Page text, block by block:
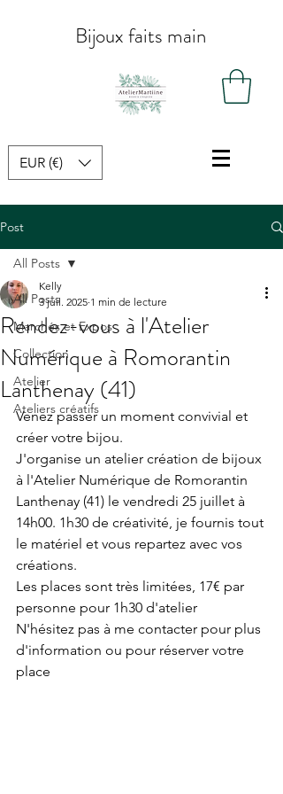
Bijoux faits main
EUR (€)
Post
All Posts
Marchés et Expos
Collection
Atelier
Ateliers créatifs
All Posts
Rendez-vous à l'Atelier
Numérique à Romorantin
Lanthenay (41)
Kelly
3 juil. 2025 1 min de lecture
Venez passer un moment convivial et
créer votre bijou.
J'organise un atelier création de bijoux
à l'Atelier Numérique de Romorantin
Lanthenay (41) le vendredi 25 juillet à
14h00. 1h30 de créativité, je fournis tout
le matériel et vous repartez avec vos
créations.
Les places sont très limitées, 17€ par
personne pour 1h30 d'atelier
N'hésitez pas à me contacter pour plus
d'information ou pour réserver votre
place